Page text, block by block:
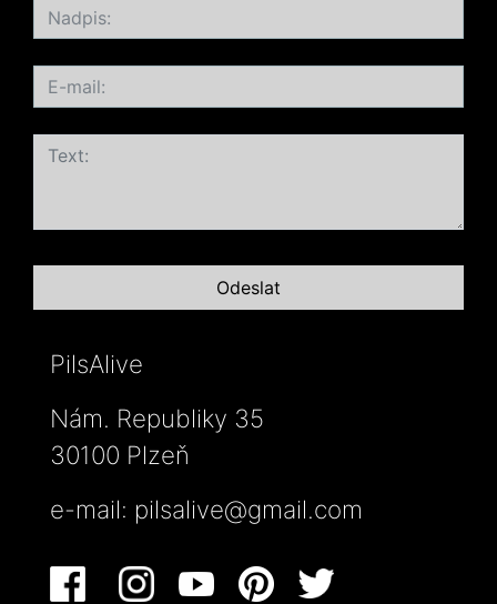
PilsAlive
Nám. Republiky 35
30100 Plzeň
e-mail: pilsalive@gmail.com